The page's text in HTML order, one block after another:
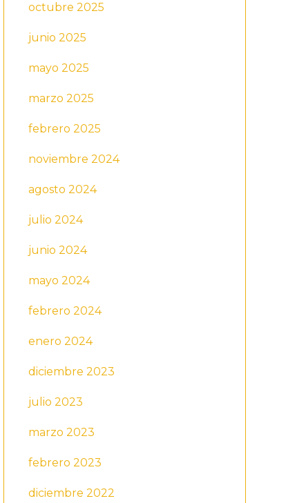
octubre 2025
junio 2025
mayo 2025
marzo 2025
febrero 2025
noviembre 2024
agosto 2024
julio 2024
junio 2024
mayo 2024
febrero 2024
enero 2024
diciembre 2023
julio 2023
marzo 2023
febrero 2023
diciembre 2022